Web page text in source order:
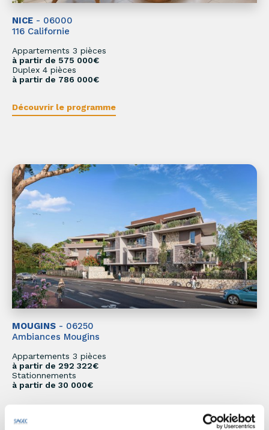
NICE - 06000
116 Californie
Appartements 3 pièces
à partir de 575 000€
Duplex 4 pièces
à partir de 786 000€
Découvrir le programme
MOUGINS - 06250
Ambiances Mougins
Appartements 3 pièces
à partir de 292 322€
Stationnements
à partir de 30 000€